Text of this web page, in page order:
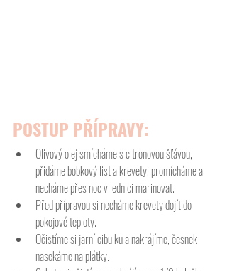
POSTUP PŘÍPRAVY:
Olivový olej smícháme s citronovou šťávou,
přidáme bobkový list a krevety, promícháme a
necháme přes noc v lednici marinovat.
Před přípravou si necháme krevety dojít do
pokojové teploty.
Očistíme si jarní cibulku a nakrájíme, česnek
nasekáme na plátky.